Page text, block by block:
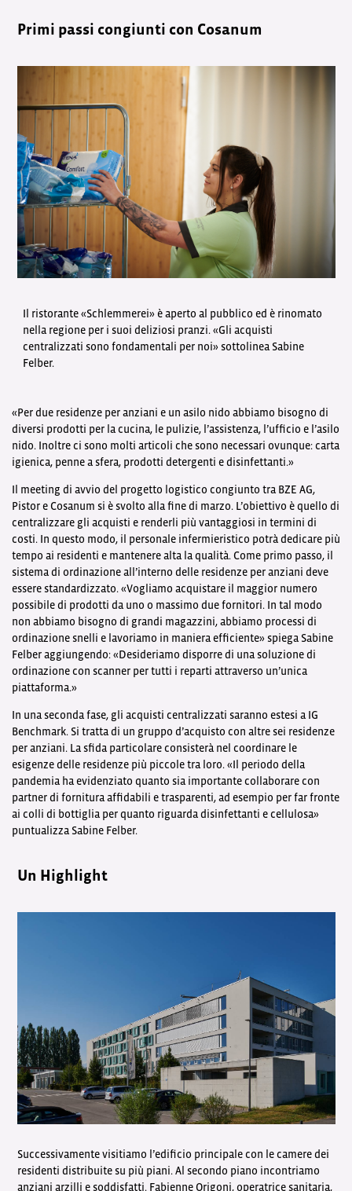
Primi passi congiunti con Cosanum
Il ristorante «Schlemmerei» è aperto al pubblico ed è rinomato
nella regione per i suoi deliziosi pranzi. «Gli acquisti
centralizzati sono fondamentali per noi» sottolinea Sabine
Felber.
«Per due residenze per anziani e un asilo nido abbiamo bisogno di
diversi prodotti per la cucina, le pulizie, l’assistenza, l’ufficio e l’asilo
nido. Inoltre ci sono molti articoli che sono necessari ovunque: carta
igienica, penne a sfera, prodotti detergenti e disinfettanti.»
Il meeting di avvio del progetto logistico congiunto tra BZE AG,
Pistor e Cosanum si è svolto alla fine di marzo. L’obiettivo è quello di
centralizzare gli acquisti e renderli più vantaggiosi in termini di
costi. In questo modo, il personale infermieristico potrà dedicare più
tempo ai residenti e mantenere alta la qualità. Come primo passo, il
sistema di ordinazione all’interno delle residenze per anziani deve
essere standardizzato. «Vogliamo acquistare il maggior numero
possibile di prodotti da uno o massimo due fornitori. In tal modo
non abbiamo bisogno di grandi magazzini, abbiamo processi di
ordinazione snelli e lavoriamo in maniera efficiente» spiega Sabine
Felber aggiungendo: «Desideriamo disporre di una soluzione di
ordinazione con scanner per tutti i reparti attraverso un’unica
piattaforma.»
In una seconda fase, gli acquisti centralizzati saranno estesi a IG
Benchmark. Si tratta di un gruppo d’acquisto con altre sei residenze
per anziani. La sfida particolare consisterà nel coordinare le
esigenze delle residenze più piccole tra loro. «Il periodo della
pandemia ha evidenziato quanto sia importante collaborare con
partner di fornitura affidabili e trasparenti, ad esempio per far fronte
ai colli di bottiglia per quanto riguarda disinfettanti e cellulosa»
puntualizza Sabine Felber.
Un Highlight
Successivamente visitiamo l’edificio principale con le camere dei
residenti distribuite su più piani. Al secondo piano incontriamo
anziani arzilli e soddisfatti. Fabienne Origoni, operatrice sanitaria,